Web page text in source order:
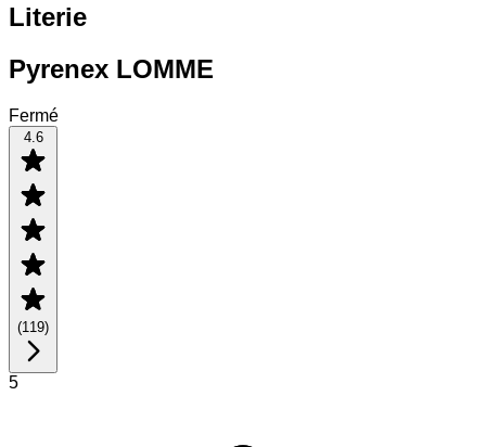
Literie
Pyrenex LOMME
Fermé
4.6
(119)
5